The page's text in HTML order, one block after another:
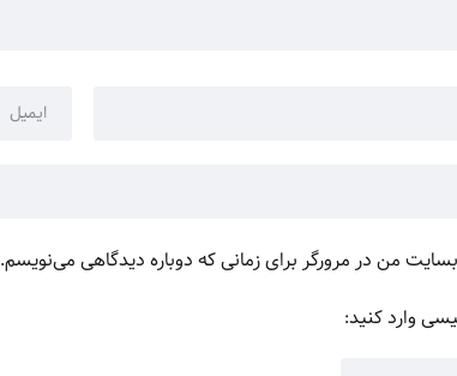
من در مرورگر برای زمانی که دوباره دیدگاهی می‌نویسم.
وارد کنید: